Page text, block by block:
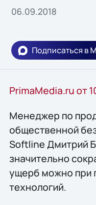
06.09.2018
Подписаться в
PrimaMedia.ru от
Менеджер по
общественной
Softline Дмитрий
значительно
ущерб можно при
технологий.